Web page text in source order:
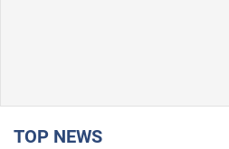
TOP NEWS